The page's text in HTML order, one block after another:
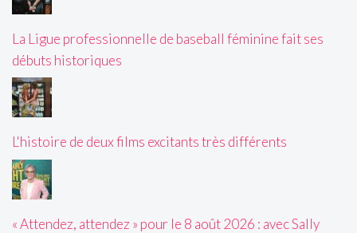
La Ligue professionnelle de baseball féminine fait ses
débuts historiques
L'histoire de deux films excitants très différents
« Attendez, attendez » pour le 8 août 2026 : avec Sally